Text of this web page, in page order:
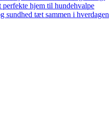
perfekte hjem til hundehvalpe
sundhed tæt sammen i hverdagen